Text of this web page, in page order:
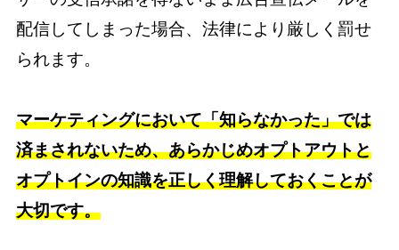
配信してしまった場合、法律により厳しく罰せ
られます。
マーケティングにおいて「知らなかった」では
済まされないため、あらかじめオプトアウトと
オプトインの知識を正しく理解しておくことが
大切です。